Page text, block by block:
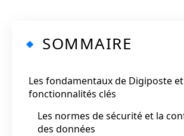
SOMMAIRE
Les fondamentaux de Digiposte
fonctionnalités clés
Les normes de sécurité et la
des données